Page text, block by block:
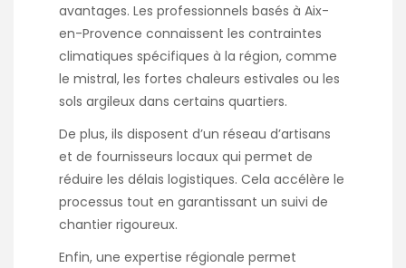
avantages. Les professionnels basés à Aix-
en-Provence connaissent les contraintes
climatiques spécifiques à la région, comme
le mistral, les fortes chaleurs estivales ou les
sols argileux dans certains quartiers.
De plus, ils disposent d’un réseau d’artisans
et de fournisseurs locaux qui permet de
réduire les délais logistiques. Cela accélère le
processus tout en garantissant un suivi de
chantier rigoureux.
Enfin, une expertise régionale permet